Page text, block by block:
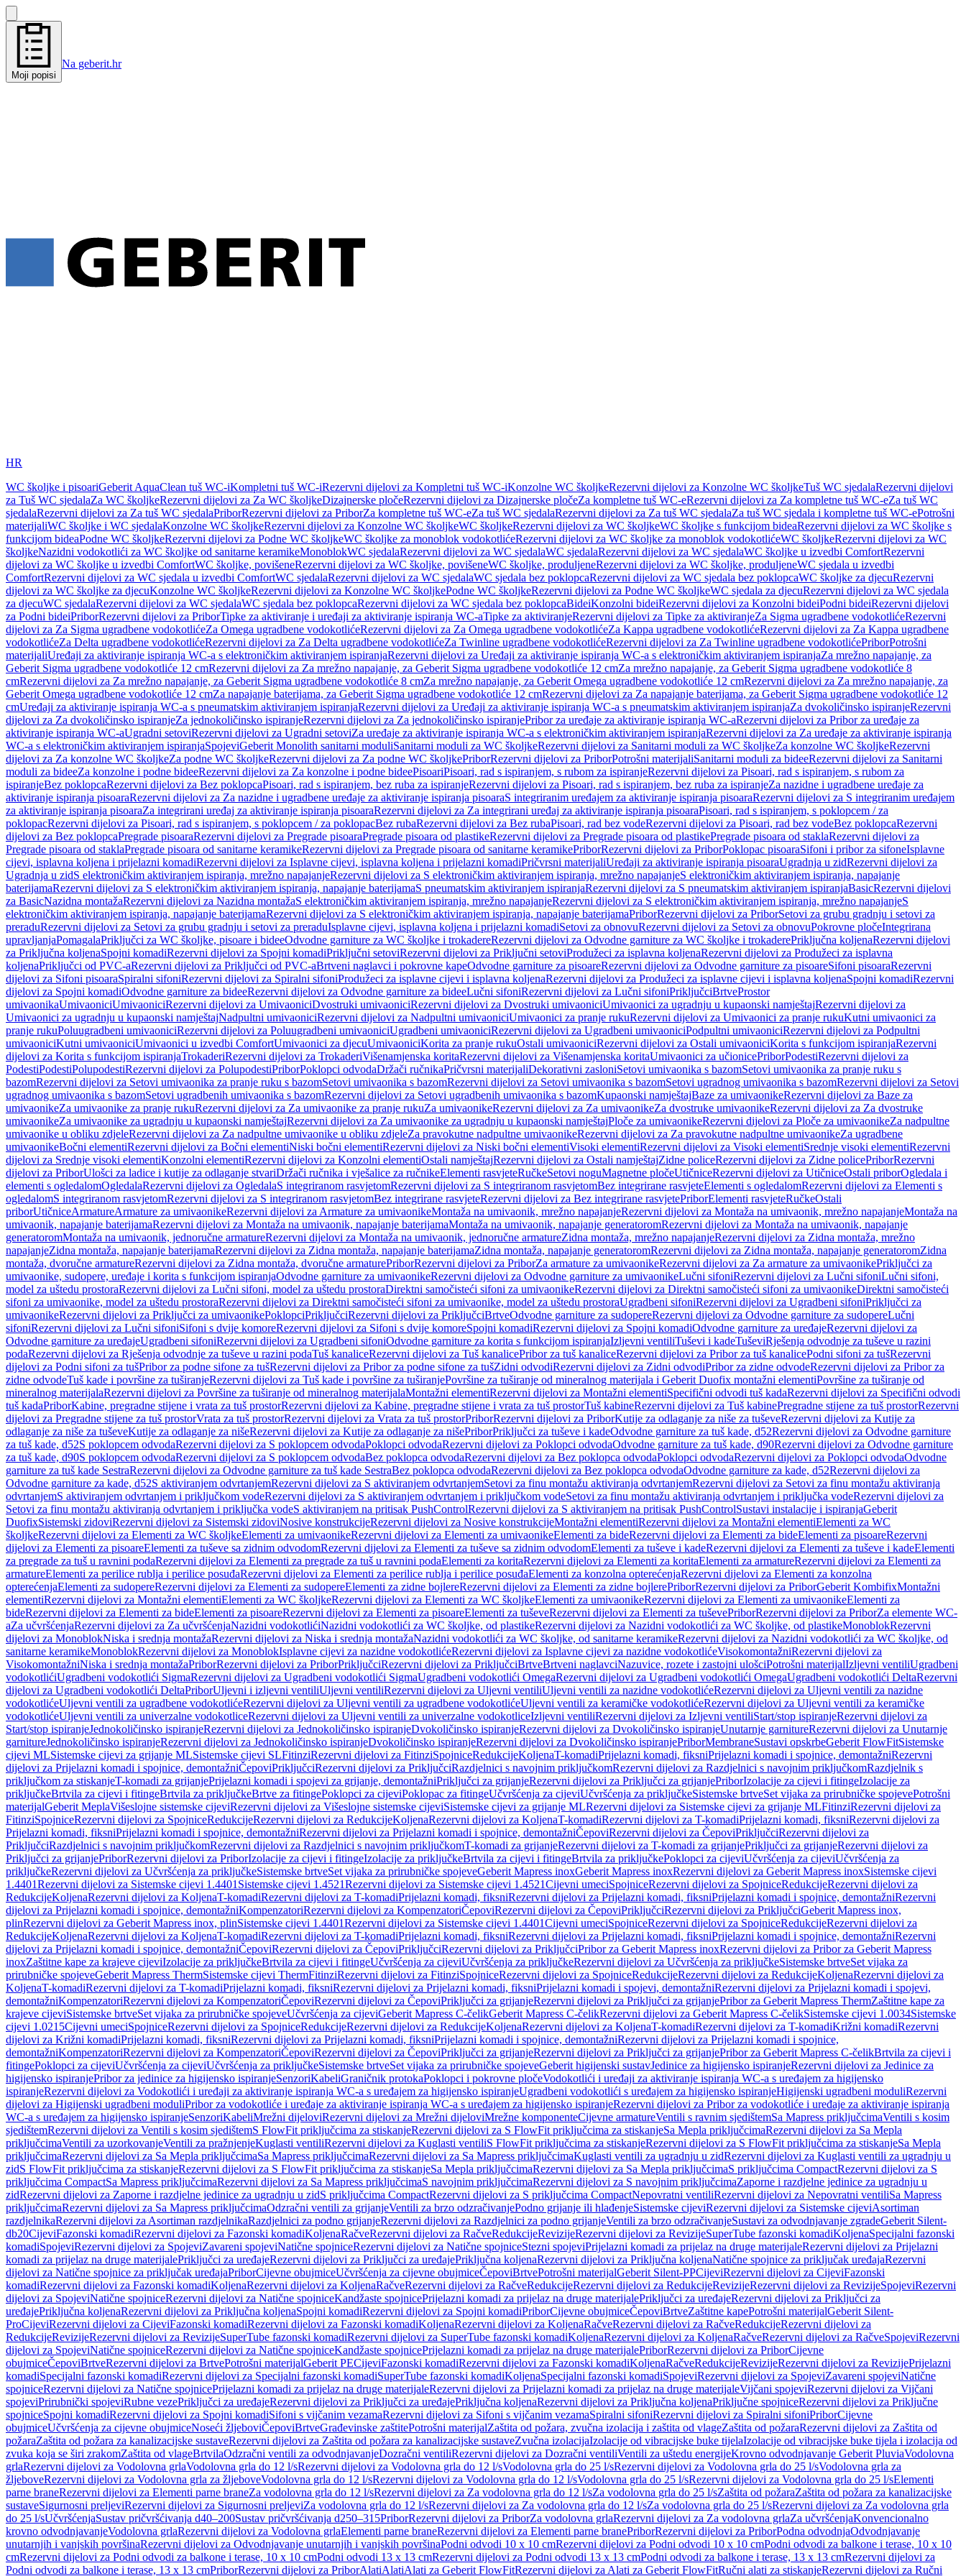
Moji popisi
Na geberit.hr
HR
WC školjke i pisoariGeberit AquaClean tuš WC-iKompletni tuš WC-iRezervni dijelovi za Kompletni tuš WC-iKonzolne WC školjkeRezervni dijelovi za Konzolne WC školjkeTuš WC sjedalaRezervni dijelovi
za Tuš WC sjedalaZa WC školjkeRezervni dijelovi za Za WC školjkeDizajnerske pločeRezervni dijelovi za Dizajnerske pločeZa kompletne tuš WC-eRezervni dijelovi za Za kompletne tuš WC-eZa tuš WC
sjedalaRezervni dijelovi za Za tuš WC sjedalaPriborRezervni dijelovi za PriborZa kompletne tuš WC-eZa tuš WC sjedalaRezervni dijelovi za Za tuš WC sjedalaZa tuš WC sjedala i kompletne tuš WC-ePotrošni
materijaliWC školjke i WC sjedalaKonzolne WC školjkeRezervni dijelovi za Konzolne WC školjkeWC školjkeRezervni dijelovi za WC školjkeWC školjke s funkcijom bideaRezervni dijelovi za WC školjke s
funkcijom bideaPodne WC školjkeRezervni dijelovi za Podne WC školjkeWC školjke za monoblok vodokotlićeRezervni dijelovi za WC školjke za monoblok vodokotlićeWC školjkeRezervni dijelovi za WC
školjkeNazidni vodokotlići za WC školjke od sanitarne keramikeMonoblokWC sjedalaRezervni dijelovi za WC sjedalaWC sjedalaRezervni dijelovi za WC sjedalaWC školjke u izvedbi ComfortRezervni
dijelovi za WC školjke u izvedbi ComfortWC školjke, povišeneRezervni dijelovi za WC školjke, povišeneWC školjke, produljeneRezervni dijelovi za WC školjke, produljeneWC sjedala u izvedbi
ComfortRezervni dijelovi za WC sjedala u izvedbi ComfortWC sjedalaRezervni dijelovi za WC sjedalaWC sjedala bez poklopcaRezervni dijelovi za WC sjedala bez poklopcaWC školjke za djecuRezervni
dijelovi za WC školjke za djecuKonzolne WC školjkeRezervni dijelovi za Konzolne WC školjkePodne WC školjkeRezervni dijelovi za Podne WC školjkeWC sjedala za djecuRezervni dijelovi za WC sjedala
za djecuWC sjedalaRezervni dijelovi za WC sjedalaWC sjedala bez poklopcaRezervni dijelovi za WC sjedala bez poklopcaBideiKonzolni bideiRezervni dijelovi za Konzolni bideiPodni bideiRezervni dijelovi
za Podni bideiPriborRezervni dijelovi za PriborTipke za aktiviranje i uređaji za aktiviranje ispiranja WC-aTipke za aktiviranjeRezervni dijelovi za Tipke za aktiviranjeZa Sigma ugradbene vodokotlićeRezervni
dijelovi za Za Sigma ugradbene vodokotlićeZa Omega ugradbene vodokotlićeRezervni dijelovi za Za Omega ugradbene vodokotlićeZa Kappa ugradbene vodokotlićeRezervni dijelovi za Za Kappa ugradbene
vodokotlićeZa Delta ugradbene vodokotlićeRezervni dijelovi za Za Delta ugradbene vodokotlićeZa Twinline ugradbene vodokotlićeRezervni dijelovi za Za Twinline ugradbene vodokotlićePriborPotrošni
materijaliUređaji za aktiviranje ispiranja WC-a s elektroničkim aktiviranjem ispiranjaRezervni dijelovi za Uređaji za aktiviranje ispiranja WC-a s elektroničkim aktiviranjem ispiranjaZa mrežno napajanje, za
Geberit Sigma ugradbene vodokotliće 12 cmRezervni dijelovi za Za mrežno napajanje, za Geberit Sigma ugradbene vodokotliće 12 cmZa mrežno napajanje, za Geberit Sigma ugradbene vodokotliće 8
cmRezervni dijelovi za Za mrežno napajanje, za Geberit Sigma ugradbene vodokotliće 8 cmZa mrežno napajanje, za Geberit Omega ugradbene vodokotliće 12 cmRezervni dijelovi za Za mrežno napajanje, za
Geberit Omega ugradbene vodokotliće 12 cmZa napajanje baterijama, za Geberit Sigma ugradbene vodokotliće 12 cmRezervni dijelovi za Za napajanje baterijama, za Geberit Sigma ugradbene vodokotliće 12
cmUređaji za aktiviranje ispiranja WC-a s pneumatskim aktiviranjem ispiranjaRezervni dijelovi za Uređaji za aktiviranje ispiranja WC-a s pneumatskim aktiviranjem ispiranjaZa dvokoličinsko ispiranjeRezervni
dijelovi za Za dvokoličinsko ispiranjeZa jednokoličinsko ispiranjeRezervni dijelovi za Za jednokoličinsko ispiranjePribor za uređaje za aktiviranje ispiranja WC-aRezervni dijelovi za Pribor za uređaje za
aktiviranje ispiranja WC-aUgradni setoviRezervni dijelovi za Ugradni setoviZa uređaje za aktiviranje ispiranja WC-a s elektroničkim aktiviranjem ispiranjaRezervni dijelovi za Za uređaje za aktiviranje ispiranja
WC-a s elektroničkim aktiviranjem ispiranjaSpojeviGeberit Monolith sanitarni moduliSanitarni moduli za WC školjkeRezervni dijelovi za Sanitarni moduli za WC školjkeZa konzolne WC školjkeRezervni
dijelovi za Za konzolne WC školjkeZa podne WC školjkeRezervni dijelovi za Za podne WC školjkePriborRezervni dijelovi za PriborPotrošni materijaliSanitarni moduli za bideeRezervni dijelovi za Sanitarni
moduli za bideeZa konzolne i podne bideeRezervni dijelovi za Za konzolne i podne bideePisoariPisoari, rad s ispiranjem, s rubom za ispiranjeRezervni dijelovi za Pisoari, rad s ispiranjem, s rubom za
ispiranjeBez poklopcaRezervni dijelovi za Bez poklopcaPisoari, rad s ispiranjem, bez ruba za ispiranjeRezervni dijelovi za Pisoari, rad s ispiranjem, bez ruba za ispiranjeZa nazidne i ugradbene uređaje za
aktiviranje ispiranja pisoaraRezervni dijelovi za Za nazidne i ugradbene uređaje za aktiviranje ispiranja pisoaraS integriranim uređajem za aktiviranje ispiranja pisoaraRezervni dijelovi za S integriranim uređajem
za aktiviranje ispiranja pisoaraZa integrirani uređaj za aktiviranje ispiranja pisoaraRezervni dijelovi za Za integrirani uređaj za aktiviranje ispiranja pisoaraPisoari, rad s ispiranjem, s poklopcem / za
poklopacRezervni dijelovi za Pisoari, rad s ispiranjem, s poklopcem / za poklopacBez rubaRezervni dijelovi za Bez rubaPisoari, rad bez vodeRezervni dijelovi za Pisoari, rad bez vodeBez poklopcaRezervni
dijelovi za Bez poklopcaPregrade pisoaraRezervni dijelovi za Pregrade pisoaraPregrade pisoara od plastikeRezervni dijelovi za Pregrade pisoara od plastikePregrade pisoara od staklaRezervni dijelovi za
Pregrade pisoara od staklaPregrade pisoara od sanitarne keramikeRezervni dijelovi za Pregrade pisoara od sanitarne keramikePriborRezervni dijelovi za PriborPoklopac pisoaraSifoni i pribor za sifoneIsplavne
cijevi, isplavna koljena i prijelazni komadiRezervni dijelovi za Isplavne cijevi, isplavna koljena i prijelazni komadiPričvrsni materijaliUređaji za aktiviranje ispiranja pisoaraUgradnja u zidRezervni dijelovi za
Ugradnja u zidS elektroničkim aktiviranjem ispiranja, mrežno napajanjeRezervni dijelovi za S elektroničkim aktiviranjem ispiranja, mrežno napajanjeS elektroničkim aktiviranjem ispiranja, napajanje
baterijamaRezervni dijelovi za S elektroničkim aktiviranjem ispiranja, napajanje baterijamaS pneumatskim aktiviranjem ispiranjaRezervni dijelovi za S pneumatskim aktiviranjem ispiranjaBasicRezervni dijelovi
za BasicNazidna montažaRezervni dijelovi za Nazidna montažaS elektroničkim aktiviranjem ispiranja, mrežno napajanjeRezervni dijelovi za S elektroničkim aktiviranjem ispiranja, mrežno napajanjeS
elektroničkim aktiviranjem ispiranja, napajanje baterijamaRezervni dijelovi za S elektroničkim aktiviranjem ispiranja, napajanje baterijamaPriborRezervni dijelovi za PriborSetovi za grubu gradnju i setovi za
preraduRezervni dijelovi za Setovi za grubu gradnju i setovi za preraduIsplavne cijevi, isplavna koljena i prijelazni komadiSetovi za obnovuRezervni dijelovi za Setovi za obnovuPokrovne pločeIntegrirana
upravljanjaPomagalaPriključci za WC školjke, pisoare i bideeOdvodne garniture za WC školjke i trokadereRezervni dijelovi za Odvodne garniture za WC školjke i trokaderePriključna koljenaRezervni dijelovi
za Priključna koljenaSpojni komadiRezervni dijelovi za Spojni komadiPriključni setoviRezervni dijelovi za Priključni setoviProdužeci za isplavna koljenaRezervni dijelovi za Produžeci za isplavna
koljenaPriključci od PVC-aRezervni dijelovi za Priključci od PVC-aBrtveni naglavci i pokrovne kapeOdvodne garniture za pisoareRezervni dijelovi za Odvodne garniture za pisoareSifoni pisoaraRezervni
dijelovi za Sifoni pisoaraSpiralni sifoniRezervni dijelovi za Spiralni sifoniProdužeci za isplavne cijevi i isplavna koljenaRezervni dijelovi za Produžeci za isplavne cijevi i isplavna koljenaSpojni komadiRezervni
dijelovi za Spojni komadiOdvodne garniture za bideeRezervni dijelovi za Odvodne garniture za bideeLučni sifoniRezervni dijelovi za Lučni sifoniPriključciBrtveProstor
umivaonikaUmivaoniciUmivaoniciRezervni dijelovi za UmivaoniciDvostruki umivaoniciRezervni dijelovi za Dvostruki umivaoniciUmivaonici za ugradnju u kupaonski namještajRezervni dijelovi za
Umivaonici za ugradnju u kupaonski namještajNadpultni umivaoniciRezervni dijelovi za Nadpultni umivaoniciUmivaonici za pranje rukuRezervni dijelovi za Umivaonici za pranje rukuKutni umivaonici za
pranje rukuPoluugradbeni umivaoniciRezervni dijelovi za Poluugradbeni umivaoniciUgradbeni umivaoniciRezervni dijelovi za Ugradbeni umivaoniciPodpultni umivaoniciRezervni dijelovi za Podpultni
umivaoniciKutni umivaoniciUmivaonici u izvedbi ComfortUmivaonici za djecuUmivaoniciKorita za pranje rukuOstali umivaoniciRezervni dijelovi za Ostali umivaoniciKorita s funkcijom ispiranjaRezervni
dijelovi za Korita s funkcijom ispiranjaTrokaderiRezervni dijelovi za TrokaderiVišenamjenska koritaRezervni dijelovi za Višenamjenska koritaUmivaonici za učionicePriborPodestiRezervni dijelovi za
PodestiPodestiPolupodestiRezervni dijelovi za PolupodestiPriborPoklopci odvodaDržači ručnikaPričvrsni materijaliDekorativni zasloniSetovi umivaonika s bazomSetovi umivaonika za pranje ruku s
bazomRezervni dijelovi za Setovi umivaonika za pranje ruku s bazomSetovi umivaonika s bazomRezervni dijelovi za Setovi umivaonika s bazomSetovi ugradnog umivaonika s bazomRezervni dijelovi za Setovi
ugradnog umivaonika s bazomSetovi ugradbenih umivaonika s bazomRezervni dijelovi za Setovi ugradbenih umivaonika s bazomKupaonski namještajBaze za umivaonikeRezervni dijelovi za Baze za
umivaonikeZa umivaonike za pranje rukuRezervni dijelovi za Za umivaonike za pranje rukuZa umivaonikeRezervni dijelovi za Za umivaonikeZa dvostruke umivaonikeRezervni dijelovi za Za dvostruke
umivaonikeZa umivaonike za ugradnju u kupaonski namještajRezervni dijelovi za Za umivaonike za ugradnju u kupaonski namještajPloče za umivaonikeRezervni dijelovi za Ploče za umivaonikeZa nadpultne
umivaonike u obliku zdjeleRezervni dijelovi za Za nadpultne umivaonike u obliku zdjeleZa pravokutne nadpultne umivaonikeRezervni dijelovi za Za pravokutne nadpultne umivaonikeZa ugradbene
umivaonikeBočni elementiRezervni dijelovi za Bočni elementiNiski bočni elementiRezervni dijelovi za Niski bočni elementiVisoki elementiRezervni dijelovi za Visoki elementiSrednje visoki elementiRezervni
dijelovi za Srednje visoki elementiKonzolni elementiRezervni dijelovi za Konzolni elementiOstali namještajRezervni dijelovi za Ostali namještajZidne policeRezervni dijelovi za Zidne policePriborRezervni
dijelovi za PriborUlošci za ladice i kutije za odlaganje stvariDržači ručnika i vješalice za ručnikeElementi rasvjeteRučkeSetovi noguMagnetne pločeUtičniceRezervni dijelovi za UtičniceOstali priborOgledala i
elementi s ogledalomOgledalaRezervni dijelovi za OgledalaS integriranom rasvjetomRezervni dijelovi za S integriranom rasvjetomBez integrirane rasvjeteElementi s ogledalomRezervni dijelovi za Elementi s
ogledalomS integriranom rasvjetomRezervni dijelovi za S integriranom rasvjetomBez integrirane rasvjeteRezervni dijelovi za Bez integrirane rasvjetePriborElementi rasvjeteRučkeOstali
priborUtičniceArmatureArmature za umivaonikeRezervni dijelovi za Armature za umivaonikeMontaža na umivaonik, mrežno napajanjeRezervni dijelovi za Montaža na umivaonik, mrežno napajanjeMontaža na
umivaonik, napajanje baterijamaRezervni dijelovi za Montaža na umivaonik, napajanje baterijamaMontaža na umivaonik, napajanje generatoromRezervni dijelovi za Montaža na umivaonik, napajanje
generatoromMontaža na umivaonik, jednoručne armatureRezervni dijelovi za Montaža na umivaonik, jednoručne armatureZidna montaža, mrežno napajanjeRezervni dijelovi za Zidna montaža, mrežno
napajanjeZidna montaža, napajanje baterijamaRezervni dijelovi za Zidna montaža, napajanje baterijamaZidna montaža, napajanje generatoromRezervni dijelovi za Zidna montaža, napajanje generatoromZidna
montaža, dvoručne armatureRezervni dijelovi za Zidna montaža, dvoručne armaturePriborRezervni dijelovi za PriborZa armature za umivaonikeRezervni dijelovi za Za armature za umivaonikePriključci za
umivaonike, sudopere, uređaje i korita s funkcijom ispiranjaOdvodne garniture za umivaonikeRezervni dijelovi za Odvodne garniture za umivaonikeLučni sifoniRezervni dijelovi za Lučni sifoniLučni sifoni,
model za uštedu prostoraRezervni dijelovi za Lučni sifoni, model za uštedu prostoraDirektni samočisteći sifoni za umivaonikeRezervni dijelovi za Direktni samočisteći sifoni za umivaonikeDirektni samočisteći
sifoni za umivaonike, model za uštedu prostoraRezervni dijelovi za Direktni samočisteći sifoni za umivaonike, model za uštedu prostoraUgradbeni sifoniRezervni dijelovi za Ugradbeni sifoniPriključci za
umivaonikeRezervni dijelovi za Priključci za umivaonikePoklopciPriključciRezervni dijelovi za PriključciBrtveOdvodne garniture za sudopereRezervni dijelovi za Odvodne garniture za sudopereLučni
sifoniRezervni dijelovi za Lučni sifoniSifoni s dvije komoreRezervni dijelovi za Sifoni s dvije komoreSpojni komadiRezervni dijelovi za Spojni komadiOdvodne garniture za uređajeRezervni dijelovi za
Odvodne garniture za uređajeUgradbeni sifoniRezervni dijelovi za Ugradbeni sifoniOdvodne garniture za korita s funkcijom ispiranjaIzljevni ventiliTuševi i kadeTuševiRješenja odvodnje za tuševe u razini
podaRezervni dijelovi za Rješenja odvodnje za tuševe u razini podaTuš kanaliceRezervni dijelovi za Tuš kanalicePribor za tuš kanaliceRezervni dijelovi za Pribor za tuš kanalicePodni sifoni za tušRezervni
dijelovi za Podni sifoni za tušPribor za podne sifone za tušRezervni dijelovi za Pribor za podne sifone za tušZidni odvodiRezervni dijelovi za Zidni odvodiPribor za zidne odvodeRezervni dijelovi za Pribor za
zidne odvodeTuš kade i površine za tuširanjeRezervni dijelovi za Tuš kade i površine za tuširanjePovršine za tuširanje od mineralnog materijala i Geberit Duofix montažni elementiPovršine za tuširanje od
mineralnog materijalaRezervni dijelovi za Površine za tuširanje od mineralnog materijalaMontažni elementiRezervni dijelovi za Montažni elementiSpecifični odvodi tuš kadaRezervni dijelovi za Specifični odvodi
tuš kadaPriborKabine, pregradne stijene i vrata za tuš prostorRezervni dijelovi za Kabine, pregradne stijene i vrata za tuš prostorTuš kabineRezervni dijelovi za Tuš kabinePregradne stijene za tuš prostorRezervni
dijelovi za Pregradne stijene za tuš prostorVrata za tuš prostorRezervni dijelovi za Vrata za tuš prostorPriborRezervni dijelovi za PriborKutije za odlaganje za niše za tuševeRezervni dijelovi za Kutije za
odlaganje za niše za tuševeKutije za odlaganje za nišeRezervni dijelovi za Kutije za odlaganje za nišePriborPriključci za tuševe i kadeOdvodne garniture za tuš kade, d52Rezervni dijelovi za Odvodne garniture
za tuš kade, d52S poklopcem odvodaRezervni dijelovi za S poklopcem odvodaPoklopci odvodaRezervni dijelovi za Poklopci odvodaOdvodne garniture za tuš kade, d90Rezervni dijelovi za Odvodne garniture
za tuš kade, d90S poklopcem odvodaRezervni dijelovi za S poklopcem odvodaBez poklopca odvodaRezervni dijelovi za Bez poklopca odvodaPoklopci odvodaRezervni dijelovi za Poklopci odvodaOdvodne
garniture za tuš kade SestraRezervni dijelovi za Odvodne garniture za tuš kade SestraBez poklopca odvodaRezervni dijelovi za Bez poklopca odvodaOdvodne garniture za kade, d52Rezervni dijelovi za
Odvodne garniture za kade, d52S aktiviranjem odvrtanjemRezervni dijelovi za S aktiviranjem odvrtanjemSetovi za finu montažu aktiviranja odvrtanjemRezervni dijelovi za Setovi za finu montažu aktiviranja
odvrtanjemS aktiviranjem odvrtanjem i priključkom vodeRezervni dijelovi za S aktiviranjem odvrtanjem i priključkom vodeSetovi za finu montažu aktiviranja odvrtanjem i priključka vodeRezervni dijelovi za
Setovi za finu montažu aktiviranja odvrtanjem i priključka vodeS aktiviranjem na pritisak PushControlRezervni dijelovi za S aktiviranjem na pritisak PushControlSustavi instalacije i ispiranjaGeberit
DuofixSistemski zidoviRezervni dijelovi za Sistemski zidoviNosive konstrukcijeRezervni dijelovi za Nosive konstrukcijeMontažni elementiRezervni dijelovi za Montažni elementiElementi za WC
školjkeRezervni dijelovi za Elementi za WC školjkeElementi za umivaonikeRezervni dijelovi za Elementi za umivaonikeElementi za bideRezervni dijelovi za Elementi za bideElementi za pisoareRezervni
dijelovi za Elementi za pisoareElementi za tuševe sa zidnim odvodomRezervni dijelovi za Elementi za tuševe sa zidnim odvodomElementi za tuševe i kadeRezervni dijelovi za Elementi za tuševe i kadeElementi
za pregrade za tuš u ravnini podaRezervni dijelovi za Elementi za pregrade za tuš u ravnini podaElementi za koritaRezervni dijelovi za Elementi za koritaElementi za armatureRezervni dijelovi za Elementi za
armatureElementi za perilice rublja i perilice posuđaRezervni dijelovi za Elementi za perilice rublja i perilice posuđaElementi za konzolna opterećenjaRezervni dijelovi za Elementi za konzolna
opterećenjaElementi za sudopereRezervni dijelovi za Elementi za sudopereElementi za zidne bojlereRezervni dijelovi za Elementi za zidne bojlerePriborRezervni dijelovi za PriborGeberit KombifixMontažni
elementiRezervni dijelovi za Montažni elementiElementi za WC školjkeRezervni dijelovi za Elementi za WC školjkeElementi za umivaonikeRezervni dijelovi za Elementi za umivaonikeElementi za
bideRezervni dijelovi za Elementi za bideElementi za pisoareRezervni dijelovi za Elementi za pisoareElementi za tuševeRezervni dijelovi za Elementi za tuševePriborRezervni dijelovi za PriborZa elemente WC-
aZa učvršćenjaRezervni dijelovi za Za učvršćenjaNazidni vodokotlićiNazidni vodokotlići za WC školjke, od plastikeRezervni dijelovi za Nazidni vodokotlići za WC školjke, od plastikeMonoblokRezervni
dijelovi za MonoblokNiska i srednja montažaRezervni dijelovi za Niska i srednja montažaNazidni vodokotlići za WC školjke, od sanitarne keramikeRezervni dijelovi za Nazidni vodokotlići za WC školjke, od
sanitarne keramikeMonoblokRezervni dijelovi za MonoblokIsplavne cijevi za nazidne vodokotlićeRezervni dijelovi za Isplavne cijevi za nazidne vodokotlićeVisokomontažniRezervni dijelovi za
VisokomontažniNiska i srednja montažaPriborRezervni dijelovi za PriborPriključciRezervni dijelovi za PriključciBrtveBrtveni naglavciNazuvice, rozete i zastojni ulošciPotrošni materijalIzljevni ventiliUgradbeni
vodokotlićiUgradbeni vodokotlići SigmaRezervni dijelovi za Ugradbeni vodokotlići SigmaUgradbeni vodokotlići OmegaRezervni dijelovi za Ugradbeni vodokotlići OmegaUgradbeni vodokotlići DeltaRezervni
dijelovi za Ugradbeni vodokotlići DeltaPriborUljevni i izljevni ventiliUljevni ventiliRezervni dijelovi za Uljevni ventiliUljevni ventili za nazidne vodokotlićeRezervni dijelovi za Uljevni ventili za nazidne
vodokotlićeUljevni ventili za ugradbene vodokotlićeRezervni dijelovi za Uljevni ventili za ugradbene vodokotlićeUljevni ventili za keramičke vodokotlićeRezervni dijelovi za Uljevni ventili za keramičke
vodokotlićeUljevni ventili za univerzalne vodokotliceRezervni dijelovi za Uljevni ventili za univerzalne vodokotliceIzljevni ventiliRezervni dijelovi za Izljevni ventiliStart/stop ispiranjeRezervni dijelovi za
Start/stop ispiranjeJednokoličinsko ispiranjeRezervni dijelovi za Jednokoličinsko ispiranjeDvokoličinsko ispiranjeRezervni dijelovi za Dvokoličinsko ispiranjeUnutarnje garnitureRezervni dijelovi za Unutarnje
garnitureJednokoličinsko ispiranjeRezervni dijelovi za Jednokoličinsko ispiranjeDvokoličinsko ispiranjeRezervni dijelovi za Dvokoličinsko ispiranjePriborMembraneSustavi opskrbeGeberit FlowFitSistemske
cijevi MLSistemske cijevi za grijanje MLSistemske cijevi SLFitinziRezervni dijelovi za FitinziSpojniceRedukcijeKoljenaT-komadiPrijelazni komadi, fiksniPrijelazni komadi i spojnice, demontažniRezervni
dijelovi za Prijelazni komadi i spojnice, demontažniČepoviPriključciRezervni dijelovi za PriključciRazdjelnici s navojnim priključkomRezervni dijelovi za Razdjelnici s navojnim priključkomRazdjelnik s
priključkom za stiskanjeT-komadi za grijanjePrijelazni komadi i spojevi za grijanje, demontažniPriključci za grijanjeRezervni dijelovi za Priključci za grijanjePriborIzolacije za cijevi i fitingeIzolacije za
priključkeBrtvila za cijevi i fitingeBrtvila za priključkeBrtve za fitingePoklopci za cijeviPoklopac za fitingeUčvršćenja za cijeviUčvršćenja za priključkeSistemske brtveSet vijaka za prirubničke spojevePotrošni
materijalGeberit MeplaVišeslojne sistemske cijeviRezervni dijelovi za Višeslojne sistemske cijeviSistemske cijevi za grijanje MLRezervni dijelovi za Sistemske cijevi za grijanje MLFitinziRezervni dijelovi za
FitinziSpojniceRezervni dijelovi za SpojniceRedukcijeRezervni dijelovi za RedukcijeKoljenaRezervni dijelovi za KoljenaT-komadiRezervni dijelovi za T-komadiPrijelazni komadi, fiksniRezervni dijelovi za
Prijelazni komadi, fiksniPrijelazni komadi i spojnice, demontažniRezervni dijelovi za Prijelazni komadi i spojnice, demontažniČepoviRezervni dijelovi za ČepoviPriključciRezervni dijelovi za
PriključciRazdjelnici s navojnim priključkomRezervni dijelovi za Razdjelnici s navojnim priključkomT-komadi za grijanjeRezervni dijelovi za T-komadi za grijanjePriključci za grijanjeRezervni dijelovi za
Priključci za grijanjePriborRezervni dijelovi za PriborIzolacije za cijevi i fitingeIzolacije za priključkeBrtvila za cijevi i fitingeBrtvila za priključkePoklopci za cijeviUčvršćenja za cijeviUčvršćenja za
priključkeRezervni dijelovi za Učvršćenja za priključkeSistemske brtveSet vijaka za prirubničke spojeveGeberit Mapress inoxGeberit Mapress inoxRezervni dijelovi za Geberit Mapress inoxSistemske cijevi
1.4401Rezervni dijelovi za Sistemske cijevi 1.4401 Sistemske cijevi 1.4521Rezervni dijelovi za Sistemske cijevi 1.4521Cijevni umeciSpojniceRezervni dijelovi za SpojniceRedukcijeRezervni dijelovi za
RedukcijeKoljenaRezervni dijelovi za KoljenaT-komadiRezervni dijelovi za T-komadiPrijelazni komadi, fiksniRezervni dijelovi za Prijelazni komadi, fiksniPrijelazni komadi i spojnice, demontažniRezervni
dijelovi za Prijelazni komadi i spojnice, demontažniKompenzatoriRezervni dijelovi za KompenzatoriČepoviRezervni dijelovi za ČepoviPriključciRezervni dijelovi za PriključciGeberit Mapress inox,
plinRezervni dijelovi za Geberit Mapress inox, plinSistemske cijevi 1.4401Rezervni dijelovi za Sistemske cijevi 1.4401Cijevni umeciSpojniceRezervni dijelovi za SpojniceRedukcijeRezervni dijelovi za
RedukcijeKoljenaRezervni dijelovi za KoljenaT-komadiRezervni dijelovi za T-komadiPrijelazni komadi, fiksniRezervni dijelovi za Prijelazni komadi, fiksniPrijelazni komadi i spojnice, demontažniRezervni
dijelovi za Prijelazni komadi i spojnice, demontažniČepoviRezervni dijelovi za ČepoviPriključciRezervni dijelovi za PriključciPribor za Geberit Mapress inoxRezervni dijelovi za Pribor za Geberit Mapress
inoxZaštitne kape za krajeve cijeviIzolacije za priključkeBrtvila za cijevi i fitingeUčvršćenja za cijeviUčvršćenja za priključkeRezervni dijelovi za Učvršćenja za priključkeSistemske brtveSet vijaka za
prirubničke spojeveGeberit Mapress ThermSistemske cijevi ThermFitinziRezervni dijelovi za FitinziSpojniceRezervni dijelovi za SpojniceRedukcijeRezervni dijelovi za RedukcijeKoljenaRezervni dijelovi za
KoljenaT-komadiRezervni dijelovi za T-komadiPrijelazni komadi, fiksniRezervni dijelovi za Prijelazni komadi, fiksniPrijelazni komadi i spojevi, demontažniRezervni dijelovi za Prijelazni komadi i spojevi,
demontažniKompenzatoriRezervni dijelovi za KompenzatoriČepoviRezervni dijelovi za ČepoviPriključci za grijanjeRezervni dijelovi za Priključci za grijanjePribor za Geberit Mapress ThermZaštitne kape za
krajeve cijeviSistemske brtveSet vijaka za prirubničke spojeveUčvršćenja za cijeviGeberit Mapress C-čelikGeberit Mapress C-čelikRezervni dijelovi za Geberit Mapress C-čelikSistemske cijevi 1.0034Sistemske
cijevi 1.0215Cijevni umeciSpojniceRezervni dijelovi za SpojniceRedukcijeRezervni dijelovi za RedukcijeKoljenaRezervni dijelovi za KoljenaT-komadiRezervni dijelovi za T-komadiKrižni komadiRezervni
dijelovi za Križni komadiPrijelazni komadi, fiksniRezervni dijelovi za Prijelazni komadi, fiksniPrijelazni komadi i spojnice, demontažniRezervni dijelovi za Prijelazni komadi i spojnice,
demontažniKompenzatoriRezervni dijelovi za KompenzatoriČepoviRezervni dijelovi za ČepoviPriključci za grijanjeRezervni dijelovi za Priključci za grijanjePribor za Geberit Mapress C-čelikBrtvila za cijevi i
fitingePoklopci za cijeviUčvršćenja za cijeviUčvršćenja za priključkeSistemske brtveSet vijaka za prirubničke spojeveGeberit higijenski sustavJedinice za higijensko ispiranjeRezervni dijelovi za Jedinice za
higijensko ispiranjePribor za jedinice za higijensko ispiranjeSenzoriKabeliGraničnik protokaPoklopci i pokrovne pločeVodokotlići i uređaji za aktiviranje ispiranja WC-a s uređajem za higijensko
ispiranjeRezervni dijelovi za Vodokotlići i uređaji za aktiviranje ispiranja WC-a s uređajem za higijensko ispiranjeUgradbeni vodokotlići s uređajem za higijensko ispiranjeHigijenski ugradbeni moduliRezervni
dijelovi za Higijenski ugradbeni moduliPribor za vodokotliće i uređaje za aktiviranje ispiranja WC-a s uređajem za higijensko ispiranjeRezervni dijelovi za Pribor za vodokotliće i uređaje za aktiviranje ispiranja
WC-a s uređajem za higijensko ispiranjeSenzoriKabeliMrežni dijeloviRezervni dijelovi za Mrežni dijeloviMrežne komponenteCijevne armatureVentili s ravnim sjedištemSa Mapress priključcimaVentili s kosim
sjedištemRezervni dijelovi za Ventili s kosim sjedištemS FlowFit priključcima za stiskanjeRezervni dijelovi za S FlowFit priključcima za stiskanjeSa Mepla priključcimaRezervni dijelovi za Sa Mepla
priključcimaVentili za uzorkovanjeVentili za pražnjenjeKuglasti ventiliRezervni dijelovi za Kuglasti ventiliS FlowFit priključcima za stiskanjeRezervni dijelovi za S FlowFit priključcima za stiskanjeSa Mepla
priključcimaRezervni dijelovi za Sa Mepla priključcimaSa Mapress priključcimaRezervni dijelovi za Sa Mapress priključcimaKuglasti ventili za ugradnju u zidRezervni dijelovi za Kuglasti ventili za ugradnju u
zidS FlowFit priključcima za stiskanjeRezervni dijelovi za S FlowFit priključcima za stiskanjeSa Mepla priključcimaRezervni dijelovi za Sa Mepla priključcimaS priključcima CompactRezervni dijelovi za S
priključcima CompactSa Mapress priključcimaRezervni dijelovi za Sa Mapress priključcimaS navojnim priključcimaRezervni dijelovi za S navojnim priključcimaZaporne i razdjelne jedinice za ugradnju u
zidRezervni dijelovi za Zaporne i razdjelne jedinice za ugradnju u zidS priključcima CompactRezervni dijelovi za S priključcima CompactNepovratni ventiliRezervni dijelovi za Nepovratni ventiliSa Mapress
priključcimaRezervni dijelovi za Sa Mapress priključcimaOdzračni ventili za grijanjeVentili za brzo odzračivanjePodno grijanje ili hlađenjeSistemske cijeviRezervni dijelovi za Sistemske cijeviAsortiman
razdjelnikaRezervni dijelovi za Asortiman razdjelnikaRazdjelnici za podno grijanjeRezervni dijelovi za Razdjelnici za podno grijanjeVentili za brzo odzračivanjeSustavi za odvodnjavanje zgradeGeberit Silent-
db20CijeviFazonski komadiRezervni dijelovi za Fazonski komadiKoljenaRačveRezervni dijelovi za RačveRedukcijeRevizijeRezervni dijelovi za RevizijeSuperTube fazonski komadiKoljenaSpecijalni fazonski
komadiSpojeviRezervni dijelovi za SpojeviZavareni spojeviNatične spojniceRezervni dijelovi za Natične spojniceStezni spojeviPrijelazni komadi za prijelaz na druge materijaleRezervni dijelovi za Prijelazni
komadi za prijelaz na druge materijalePriključci za uređajeRezervni dijelovi za Priključci za uređajePriključna koljenaRezervni dijelovi za Priključna koljenaNatične spojnice za priključak uređajaRezervni
dijelovi za Natične spojnice za priključak uređajaPriborCijevne obujmiceUčvršćenja za cijevne obujmiceČepoviBrtvePotrošni materijalGeberit Silent-PPCijeviRezervni dijelovi za CijeviFazonski
komadiRezervni dijelovi za Fazonski komadiKoljenaRezervni dijelovi za KoljenaRačveRezervni dijelovi za RačveRedukcijeRezervni dijelovi za RedukcijeRevizijeRezervni dijelovi za RevizijeSpojeviRezervni
dijelovi za SpojeviNatične spojniceRezervni dijelovi za Natične spojniceKandžaste spojnicePrijelazni komadi za prijelaz na druge materijalePriključci za uređajeRezervni dijelovi za Priključci za
uređajePriključna koljenaRezervni dijelovi za Priključna koljenaSpojni komadiRezervni dijelovi za Spojni komadiPriborCijevne obujmiceČepoviBrtveZaštitne kapePotrošni materijalGeberit Silent-
ProCijeviRezervni dijelovi za CijeviFazonski komadiRezervni dijelovi za Fazonski komadiKoljenaRezervni dijelovi za KoljenaRačveRezervni dijelovi za RačveRedukcijeRezervni dijelovi za
RedukcijeRevizijeRezervni dijelovi za RevizijeSuperTube fazonski komadiRezervni dijelovi za SuperTube fazonski komadiKoljenaRezervni dijelovi za KoljenaRačveRezervni dijelovi za RačveSpojeviRezervni
dijelovi za SpojeviNatične spojniceRezervni dijelovi za Natične spojniceKandžaste spojnicePrijelazni komadi za prijelaz na druge materijalePriborRezervni dijelovi za PriborCijevne
obujmiceČepoviBrtveRezervni dijelovi za BrtvePotrošni materijalGeberit PECijeviFazonski komadiRezervni dijelovi za Fazonski komadiKoljenaRačveRedukcijeRevizijeRezervni dijelovi za RevizijePrijelazni
komadiSpecijalni fazonski komadiRezervni dijelovi za Specijalni fazonski komadiSuperTube fazonski komadiKoljenaSpecijalni fazonski komadiSpojeviRezervni dijelovi za SpojeviZavareni spojeviNatične
spojniceRezervni dijelovi za Natične spojnicePrijelazni komadi za prijelaz na druge materijaleRezervni dijelovi za Prijelazni komadi za prijelaz na druge materijaleVijčani spojeviRezervni dijelovi za Vijčani
spojeviPrirubnički spojeviRubne vezePriključci za uređajeRezervni dijelovi za Priključci za uređajePriključna koljenaRezervni dijelovi za Priključna koljenaPriključne spojniceRezervni dijelovi za Priključne
spojniceSpojni komadiRezervni dijelovi za Spojni komadiSifoni s vijčanim vezamaRezervni dijelovi za Sifoni s vijčanim vezamaSpiralni sifoniRezervni dijelovi za Spiralni sifoniPriborCijevne
obujmiceUčvršćenja za cijevne obujmiceNoseći žljeboviČepoviBrtveGrađevinske zaštitePotrošni materijalZaštita od požara, zvučna izolacija i zaštita od vlageZaštita od požaraRezervni dijelovi za Zaštita od
požaraZaštita od požara za kanalizacijske sustaveRezervni dijelovi za Zaštita od požara za kanalizacijske sustaveZvučna izolacijaIzolacije od vibracijske buke tijelaIzolacije od vibracijske buke tijela i izolacija od
zvuka koja se širi zrakomZaštita od vlageBrtvilaOdzračni ventili za odvodnjavanjeDozračni ventiliRezervni dijelovi za Dozračni ventiliVentili za uštedu energijeKrovno odvodnjavanje Geberit PluviaVodolovna
grlaRezervni dijelovi za Vodolovna grlaVodolovna grla do 12 l/sRezervni dijelovi za Vodolovna grla do 12 l/sVodolovna grla do 25 l/sRezervni dijelovi za Vodolovna grla do 25 l/sVodolovna grla za
žljeboveRezervni dijelovi za Vodolovna grla za žljeboveVodolovna grla do 12 l/sRezervni dijelovi za Vodolovna grla do 12 l/sVodolovna grla do 25 l/sRezervni dijelovi za Vodolovna grla do 25 l/sElementi
parne braneRezervni dijelovi za Elementi parne braneZa vodolovna grla do 12 l/sRezervni dijelovi za Za vodolovna grla do 12 l/sZa vodolovna grla do 25 l/sZaštita od požaraZaštita od požara za kanalizacijske
sustaveSigurnosni preljeviRezervni dijelovi za Sigurnosni preljeviZa vodolovna grla do 12 l/sRezervni dijelovi za Za vodolovna grla do 12 l/sZa vodolovna grla do 25 l/sRezervni dijelovi za Za vodolovna grla
do 25 l/sUčvršćenjaSustav pričvršćivanja d40–200Sustav pričvršćivanja d250–315PriborRezervni dijelovi za PriborZa vodolovna grlaRezervni dijelovi za Za vodolovna grlaZa učvršćenjaKonvencionalno
krovno odvodnjavanjeVodolovna grlaRezervni dijelovi za Vodolovna grlaElementi parne braneRezervni dijelovi za Elementi parne branePriborRezervni dijelovi za PriborPodna odvodnjaOdvodnjavanje
unutarnjih i vanjskih površinaRezervni dijelovi za Odvodnjavanje unutarnjih i vanjskih površinaPodni odvodi 10 x 10 cmRezervni dijelovi za Podni odvodi 10 x 10 cmPodni odvodi za balkone i terase, 10 x 10
cmRezervni dijelovi za Podni odvodi za balkone i terase, 10 x 10 cmPodni odvodi 13 x 13 cmRezervni dijelovi za Podni odvodi 13 x 13 cmPodni odvodi za balkone i terase, 13 x 13 cmRezervni dijelovi za
Podni odvodi za balkone i terase, 13 x 13 cmPriborRezervni dijelovi za PriborAlatiAlatiAlati za Geberit FlowFitRezervni dijelovi za Alati za Geberit FlowFitRučni alati za stiskanjeRezervni dijelovi za Ručni